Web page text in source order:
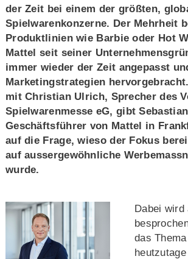
der Zeit bei einem der größten,
Spielwarenkonzerne. Der Mehrheit
Produktlinien wie Barbie oder Hot
Mattel seit seiner
immer wieder der Zeit angepasst
Marketingstrategien
mit Christian Ulrich, Sprecher des
Spielwarenmesse eG, gibt
Geschäftsführer von Mattel in
auf die Frage, wieso der Fokus
auf aussergewöhnliche
wurde.
Dabei wird
das